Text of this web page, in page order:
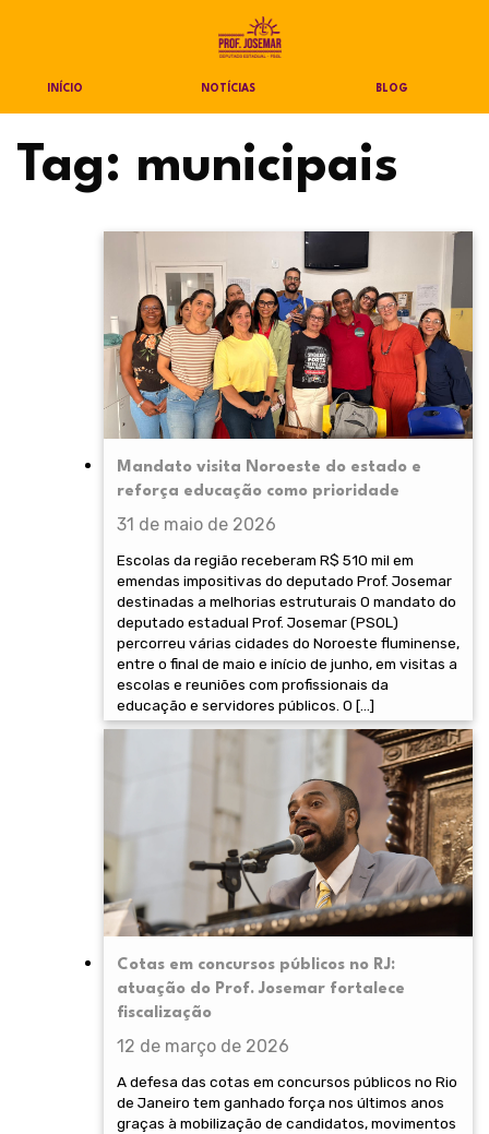
INÍCIO NOTÍCIAS BLOG
Tag: municipais
Mandato visita Noroeste do estado e
reforça educação como prioridade
31 de maio de 2026
Escolas da região receberam R$ 510 mil em
emendas impositivas do deputado Prof. Josemar
destinadas a melhorias estruturais O mandato do
deputado estadual Prof. Josemar (PSOL)
percorreu várias cidades do Noroeste fluminense,
entre o final de maio e início de junho, em visitas a
escolas e reuniões com profissionais da
educação e servidores públicos. O […]
Cotas em concursos públicos no RJ:
atuação do Prof. Josemar fortalece
fiscalização
12 de março de 2026
A defesa das cotas em concursos públicos no Rio
de Janeiro tem ganhado força nos últimos anos
graças à mobilização de candidatos, movimentos